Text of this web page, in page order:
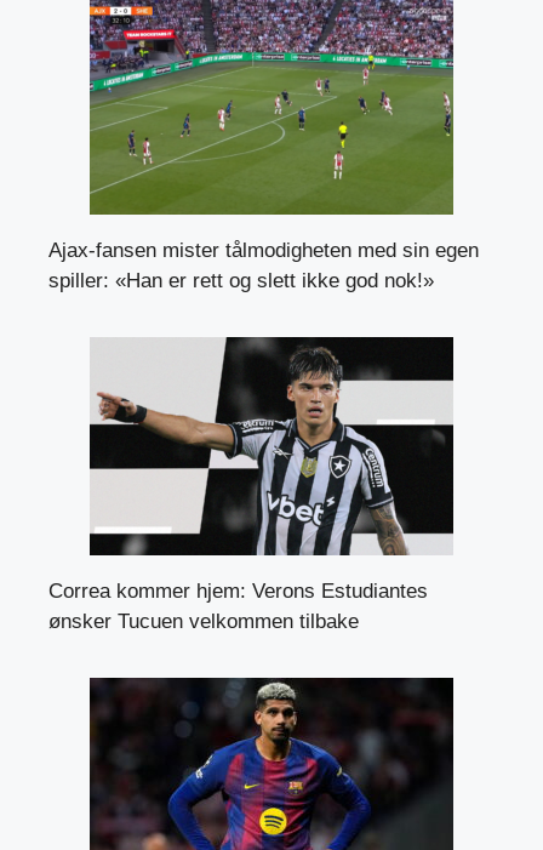
Ajax-fansen mister tålmodigheten med sin egen
spiller: «Han er rett og slett ikke god nok!»
Correa kommer hjem: Verons Estudiantes
ønsker Tucuen velkommen tilbake